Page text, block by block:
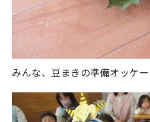
みんな、豆まきの準備オッケー